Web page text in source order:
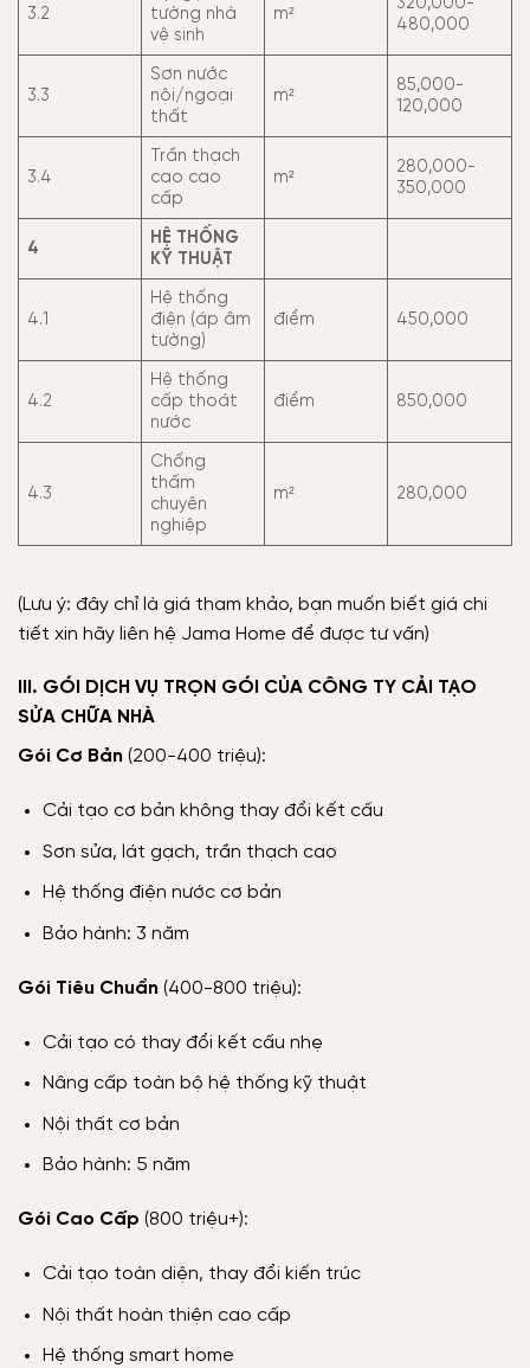
3.2
tường nhà
vệ sinh
m²
480,000
3.3
Sơn nước
nội/ngoại
thất
m²
85,000-
120,000
3.4
Trần thạch
cao cao
cấp
m²
280,000-
350,000
4
HỆ THỐNG
KỸ THUẬT
4.1
Hệ thống
điện (áp âm
tường)
điểm 450,000
4.2
Hệ thống
cấp thoát
nước
điểm 850,000
4.3
Chống
thấm
chuyên
nghiệp
m² 280,000
(Lưu ý: đây chỉ là giá tham khảo, bạn muốn biết giá chi
tiết xin hãy liên hệ Jama Home để được tư vấn)
III. GÓI DỊCH VỤ TRỌN GÓI CỦA CÔNG TY CẢI TẠO
SỬA CHỮA NHÀ
Gói Cơ Bản (200-400 triệu):
Cải tạo cơ bản không thay đổi kết cấu
Sơn sửa, lát gạch, trần thạch cao
Hệ thống điện nước cơ bản
Bảo hành: 3 năm
Gói Tiêu Chuẩn (400-800 triệu):
Cải tạo có thay đổi kết cấu nhẹ
Nâng cấp toàn bộ hệ thống kỹ thuật
Nội thất cơ bản
Bảo hành: 5 năm
Gói Cao Cấp (800 triệu+):
Cải tạo toàn diện, thay đổi kiến trúc
Nội thất hoàn thiện cao cấp
Hệ thống smart home